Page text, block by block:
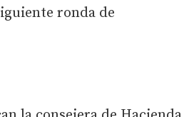
ronda de